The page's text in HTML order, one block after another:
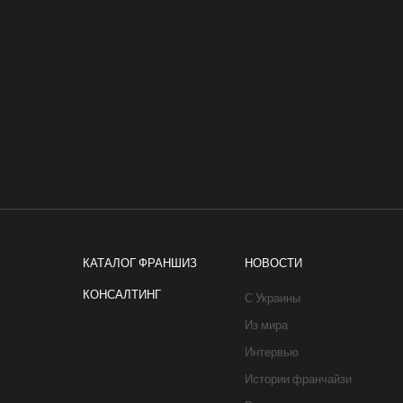
КАТАЛОГ ФРАНШИЗ
КОНСАЛТИНГ
НОВОСТИ
С Украины
Из мира
Интервью
Истории франчайзи